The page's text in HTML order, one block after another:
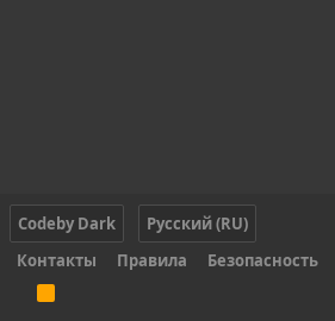
Codeby Dark
Русский (RU)
Контакты
Правила Безопасность